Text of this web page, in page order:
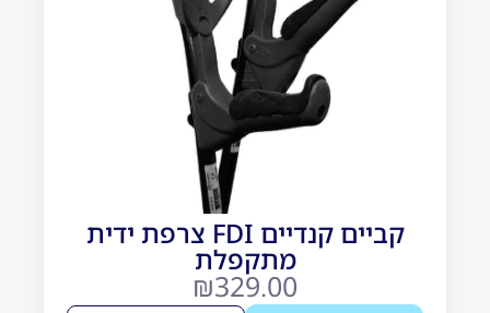
קביים קנדיים FDI צרפת ידית
מתקפלת
₪329.00